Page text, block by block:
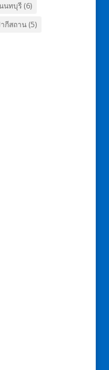
นทบุรี(6)
กีสถาน(5)